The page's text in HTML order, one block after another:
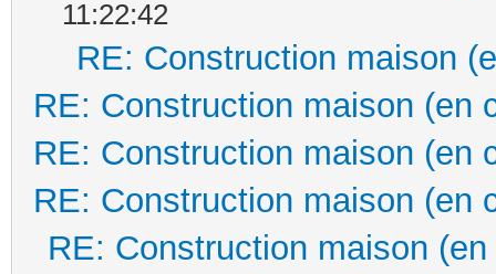
11:22:42
RE: Construction maison
RE: Construction maison (en
RE: Construction maison (en
RE: Construction maison (en
RE: Construction maison